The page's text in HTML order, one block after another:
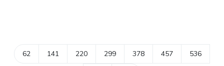
62 141 220 299 378 457 536